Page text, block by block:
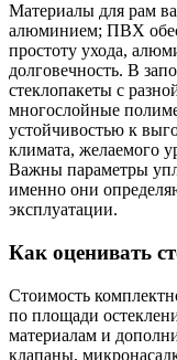
Материалы для рам
алюминием; ПВХ
простоту ухода,
долговечность. В
стеклопакеты с
многослойные
устойчивостью к
климата, желаемого
Важны параметры
именно они
эксплуатации.
Как оценивать
Стоимость
по площади
материалам и
клапаны,